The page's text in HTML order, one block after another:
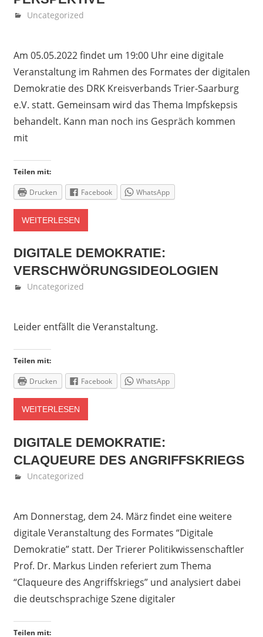
April 26, 2022
Denise Löwen
Uncategorized
Am 05.05.2022 findet um 19:00 Uhr eine digitale
Veranstaltung im Rahmen des Formates der digitalen
Demokratie des DRK Kreisverbands Trier-Saarburg
e.V. statt. Gemeinsam wird das Thema Impfskepsis
behandelt. Kann man noch ins Gespräch kommen
mit
Teilen mit:
Drucken Facebook WhatsApp
WEITERLESEN
DIGITALE DEMOKRATIE:
VERSCHWÖRUNGSIDEOLOGIEN
April 4, 2022
Denise Löwen
Uncategorized
Leider entfällt die Veranstaltung.
Teilen mit:
Drucken Facebook WhatsApp
WEITERLESEN
DIGITALE DEMOKRATIE:
CLAQUEURE DES ANGRIFFSKRIEGS
März 2, 2022
Denise Löwen
Uncategorized
Am Donnerstag, dem 24. März findet eine weitere
digitale Veranstaltung des Formates “Digitale
Demokratie” statt. Der Trierer Politikwissenschaftler
Prof. Dr. Markus Linden referiert zum Thema
“Claqueure des Angriffskriegs” und analysiert dabei
die deutschsprachige Szene digitaler
Teilen mit: